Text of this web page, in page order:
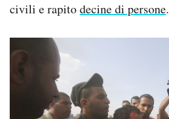
civili e rapitodecine di persone.